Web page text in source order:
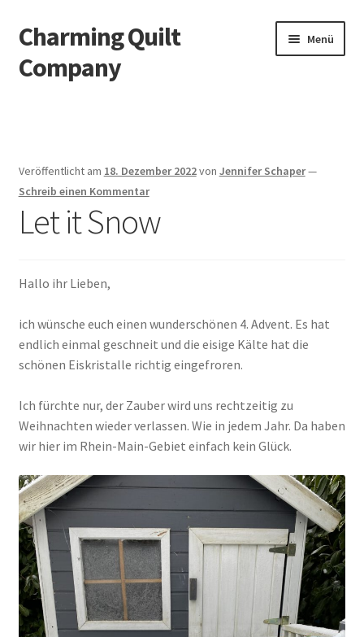
Zur
Navigation
springen
Zum
Inhalt
springen
Charming Quilt
Company
Menü
Blog
Datenschutzbelehrung
Datenschutzerklärung
Impressum
Impressum
Kasse
Mein Konto
Shop
Versandarten
Warenkorb
Widerrufsbelehrung
Veröffentlicht am 18. Dezember 2022von Jennifer Schaper—
Schreib einen Kommentar
Let it Snow
Hallo ihr Lieben,
ich wünsche euch einen wunderschönen 4. Advent. Es hat
endlich einmal geschneit und die eisige Kälte hat die
schönen Eiskristalle richtig eingefroren.
Ich fürchte nur, der Zauber wird uns rechtzeitig zu
Weihnachten wieder verlassen. Wie in jedem Jahr. Da haben
wir hier im Rhein-Main-Gebiet einfach kein Glück.